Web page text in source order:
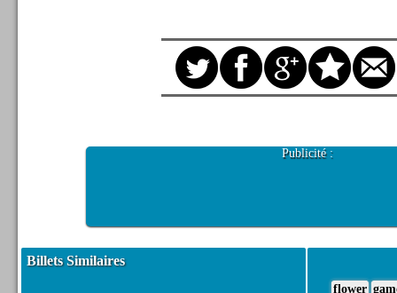
Publicité :
Billets Similaires
flower